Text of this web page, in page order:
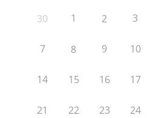
30 1 2 3
7 8 9 10
14 15 16 17
21 22 23 24